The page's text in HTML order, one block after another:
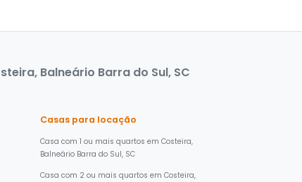
Balneário Barra do Sul, SC
Casas para locação
Casa com 1 ou mais quartos em Costeira,
Balneário Barra do Sul, SC
Casa com 2 ou mais quartos em Costeira,